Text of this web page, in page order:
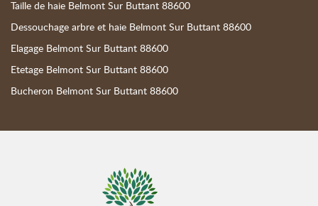
Taille de haie Belmont Sur Buttant 88600
Dessouchage arbre et haie Belmont Sur Buttant 88600
Elagage Belmont Sur Buttant 88600
Etetage Belmont Sur Buttant 88600
Bucheron Belmont Sur Buttant 88600